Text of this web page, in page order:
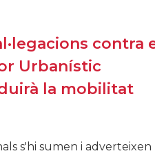
contra
Urbanístic
la mobilitat
s'hi sumen i adverteixen